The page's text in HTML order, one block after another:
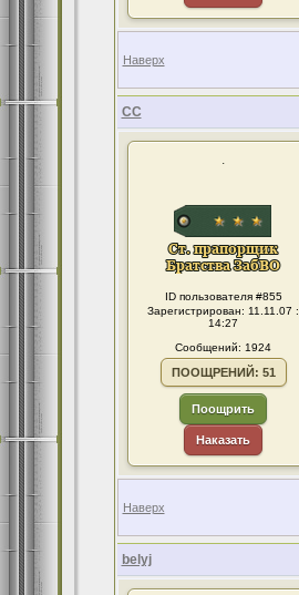
Наверх
CC
.
ID пользователя #855
Зарегистрирован: 11.11.07 :
14:27
Сообщений: 1924
ПООЩРЕНИЙ: 51
Поощрить
Наказать
Наверх
belyj